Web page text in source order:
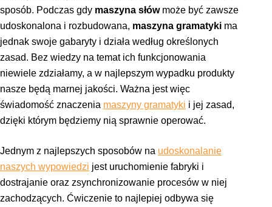
sposób. Podczas gdy maszyna słówmoże być zawsze
udoskonalona i rozbudowana, maszyna gramatyki ma
jednak swoje gabaryty i działa według określonych
zasad. Bez wiedzy na temat ich funkcjonowania
niewiele zdziałamy, a w najlepszym wypadku produkty
nasze będą marnej jakości. Ważna jest więc
świadomość znaczenia maszyny gramatyki i jej zasad,
dzięki którym będziemy nią sprawnie operować.
Jednym z najlepszych sposobów na udoskonalanie
naszych wypowiedzi jest uruchomienie fabryki i
dostrajanie oraz zsynchronizowanie procesów w niej
zachodzących. Ćwiczenie to najlepiej odbywa się